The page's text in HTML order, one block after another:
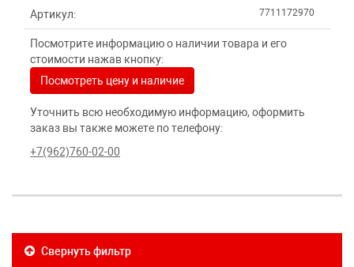
Артикул: 7711172970
Посмотрите информацию о наличии товара и его
стоимости нажав кнопку:
Посмотреть цену и наличие
Уточнить всю необходимую информацию, оформить
заказ вы также можете по телефону:
+7(962)760-02-00
Свернуть фильтр